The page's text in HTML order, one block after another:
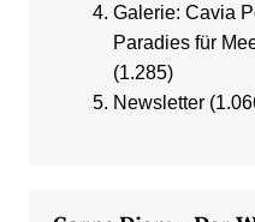
Galerie: Cavia
Paradies für
(1.285)
Newsletter